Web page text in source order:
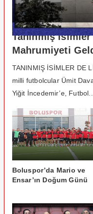
Tanınmış
Mahrumiyeti
TANINMIŞ İSİMLER DE
milli futbolcular Ümit
Yiğit İncedemir’e,
Boluspor’da Mario ve
Ensar’ın Doğum Günü